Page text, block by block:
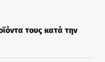
τους κατά την